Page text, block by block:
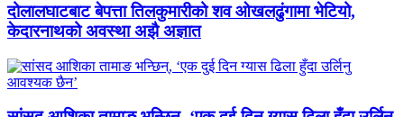
दोलालघाटबाट बेपत्ता तिलकुमारीको शव ओखलढुंगामा भेटियो,
केदारनाथको अवस्था अझै अज्ञात